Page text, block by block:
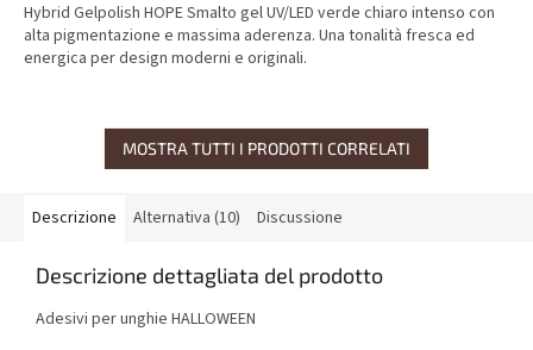
Hybrid Gelpolish HOPE Smalto gel UV/LED verde chiaro intenso con
alta pigmentazione e massima aderenza. Una tonalità fresca ed
energica per design moderni e originali.
MOSTRA TUTTI I PRODOTTI CORRELATI
Descrizione Alternativa (10) Discussione
Descrizione dettagliata del prodotto
Adesivi per unghie HALLOWEEN